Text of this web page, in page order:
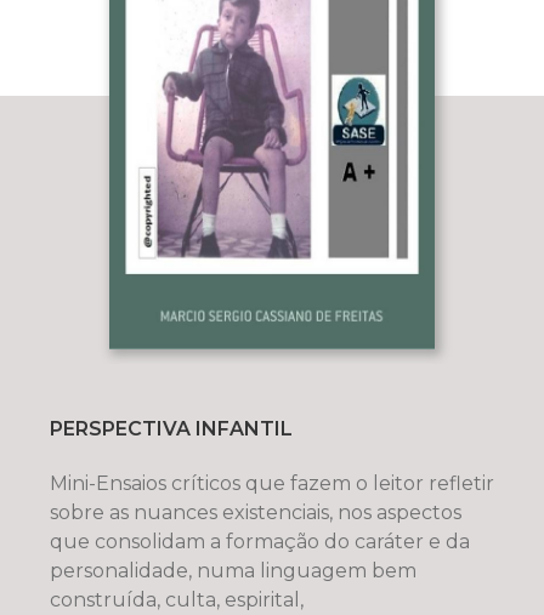
PERSPECTIVA INFANTIL
Mini-Ensaios críticos que fazem o leitor refletir
sobre as nuances existenciais, nos aspectos
que consolidam a formação do caráter e da
personalidade, numa linguagem bem
construída, culta, espirital,